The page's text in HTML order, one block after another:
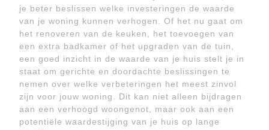
je beter beslissen welke investeringen de waarde
van je woning kunnen verhogen. Of het nu gaat om
het renoveren van de keuken, het toevoegen van
een extra badkamer of het upgraden van de tuin,
een goed inzicht in de waarde van je huis stelt je in
staat om gerichte en doordachte beslissingen te
nemen over welke verbeteringen het meest zinvol
zijn voor jouw woning. Dit kan niet alleen bijdragen
aan een verhoogd woongenot, maar ook aan een
potentiële waardestijging van je huis op lange